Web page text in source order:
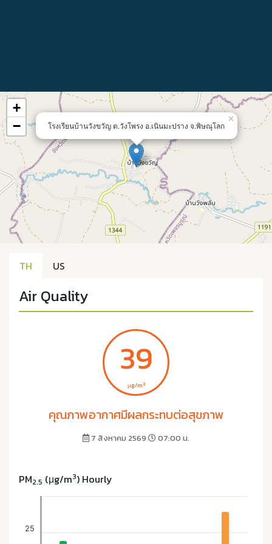
โรงเรียนบ้านวังขวัญ ต.วังโพรง อ.เนินมะปราง จ.พิษณุโลก
×
+
−
TH US
Air Quality
39
μg/m3
คุณภาพอากาศมีผลกระทบต่อสุขภาพ
7 สิงหาคม 2569 07:00 น.
PM2.5 (μg/m3) Hourly